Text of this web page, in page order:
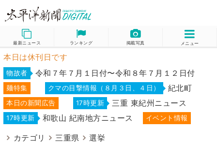
最新ニュース ランキング 掲載写真 メニュー
本日は休刊日です
物故者 令和７年７月１日付〜令和８年７月１２日付
麺特集 クマの目撃情報（８月３日、４日） 紀北町
本日の新聞広告 17時更新 三重 東紀州ニュース
17時更新 和歌山 紀南地方ニュース イベント情報
カテゴリ 三重県 選挙